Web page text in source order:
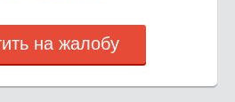
на жалобу